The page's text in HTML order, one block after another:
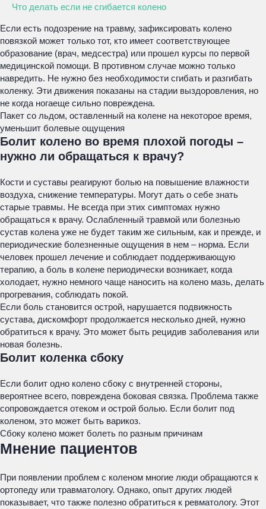
Что делать если не сгибается колено
Если есть подозрение на травму, зафиксировать колено
повязкой может только тот, кто имеет соответствующее
образование (врач, медсестра) или прошел курсы по первой
медицинской помощи. В противном случае можно только
навредить. Не нужно без необходимости сгибать и разгибать
коленку. Эти движения показаны на стадии выздоровления, но
не когда ногаеще сильно повреждена.
Пакет со льдом, оставленный на колене на некоторое время,
уменьшит болевые ощущения
Болит колено во время плохой погоды –
нужно ли обращаться к врачу?
Кости и суставы реагируют болью на повышение влажности
воздуха, снижение температуры. Могут дать о себе знать
старые травмы. Не всегда при этих симптомах нужно
обращаться к врачу. Ослабленный травмой или болезнью
сустав колена уже не будет таким же сильным, как и прежде, и
периодические болезненные ощущения в нем – норма. Если
человек прошел лечение и соблюдает поддерживающую
терапию, а боль в колене периодически возникает, когда
холодает, нужно немного чаще наносить на колено мазь, делать
прогревания, соблюдать покой.
Если боль становится острой, нарушается подвижность
сустава, дискомфорт продолжается несколько дней, нужно
обратиться к врачу. Это может быть рецидив заболевания или
новая болезнь.
Болит коленка сбоку
Если болит одно колено сбоку с внутренней стороны,
вероятнее всего, повреждена боковая связка. Проблема также
сопровождается отеком и острой болью. Если болит под
коленом, это может быть варикоз.
Сбоку колено может болеть по разным причинам
Мнение пациентов
При появлении проблем с коленом многие люди обращаются к
ортопеду или травматологу. Однако, опыт других людей
показывает, что также полезно обратиться к ревматологу. Этот